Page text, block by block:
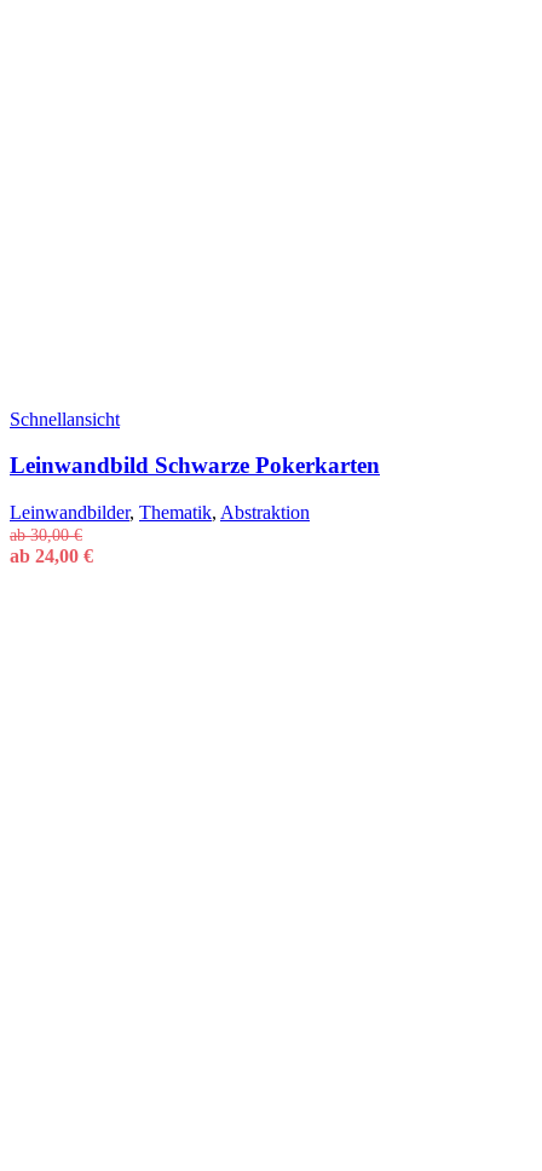
Schnellansicht
Leinwandbild Schwarze Pokerkarten
Leinwandbilder, Thematik, Abstraktion
ab30,00€
ab 24,00 €